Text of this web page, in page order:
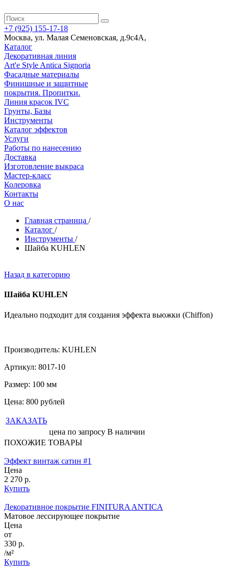
+7 (925) 155-17-18
Москва, ул. Малая Семеновская, д.9с4А,
Каталог
Декоративная линия
Art'e Style Antica Signoria
Фасадные материалы
Финишные и защитные
покрытия. Пропитки.
Линия красок IVC
Грунты, Базы
Инструменты
Каталог эффектов
Услуги
Работы по нанесению
Доставка
Изготовление выкраса
Мастер-класс
Колеровка
Контакты
О нас
Главная страница /
Каталог /
Инструменты /
Шайба KUHLEN
Назад в категорию
Шайба KUHLEN
Идеально подходит для создания эффекта вьюжки (Chiffon)
Производитель: KUHLEN
Артикул: 8017-10
Размер: 100 мм
Цена: 800 рублей
ЗАКАЗАТЬ
цена по запросу В наличии
ПОХОЖИЕ ТОВАРЫ
Эффект винтаж сатин #1
Цена
2 270 р.
Купить
Декоративное покрытие FINITURA ANTICA
Матовое лессирующее покрытие
Цена
от
330 р.
/м²
Купить